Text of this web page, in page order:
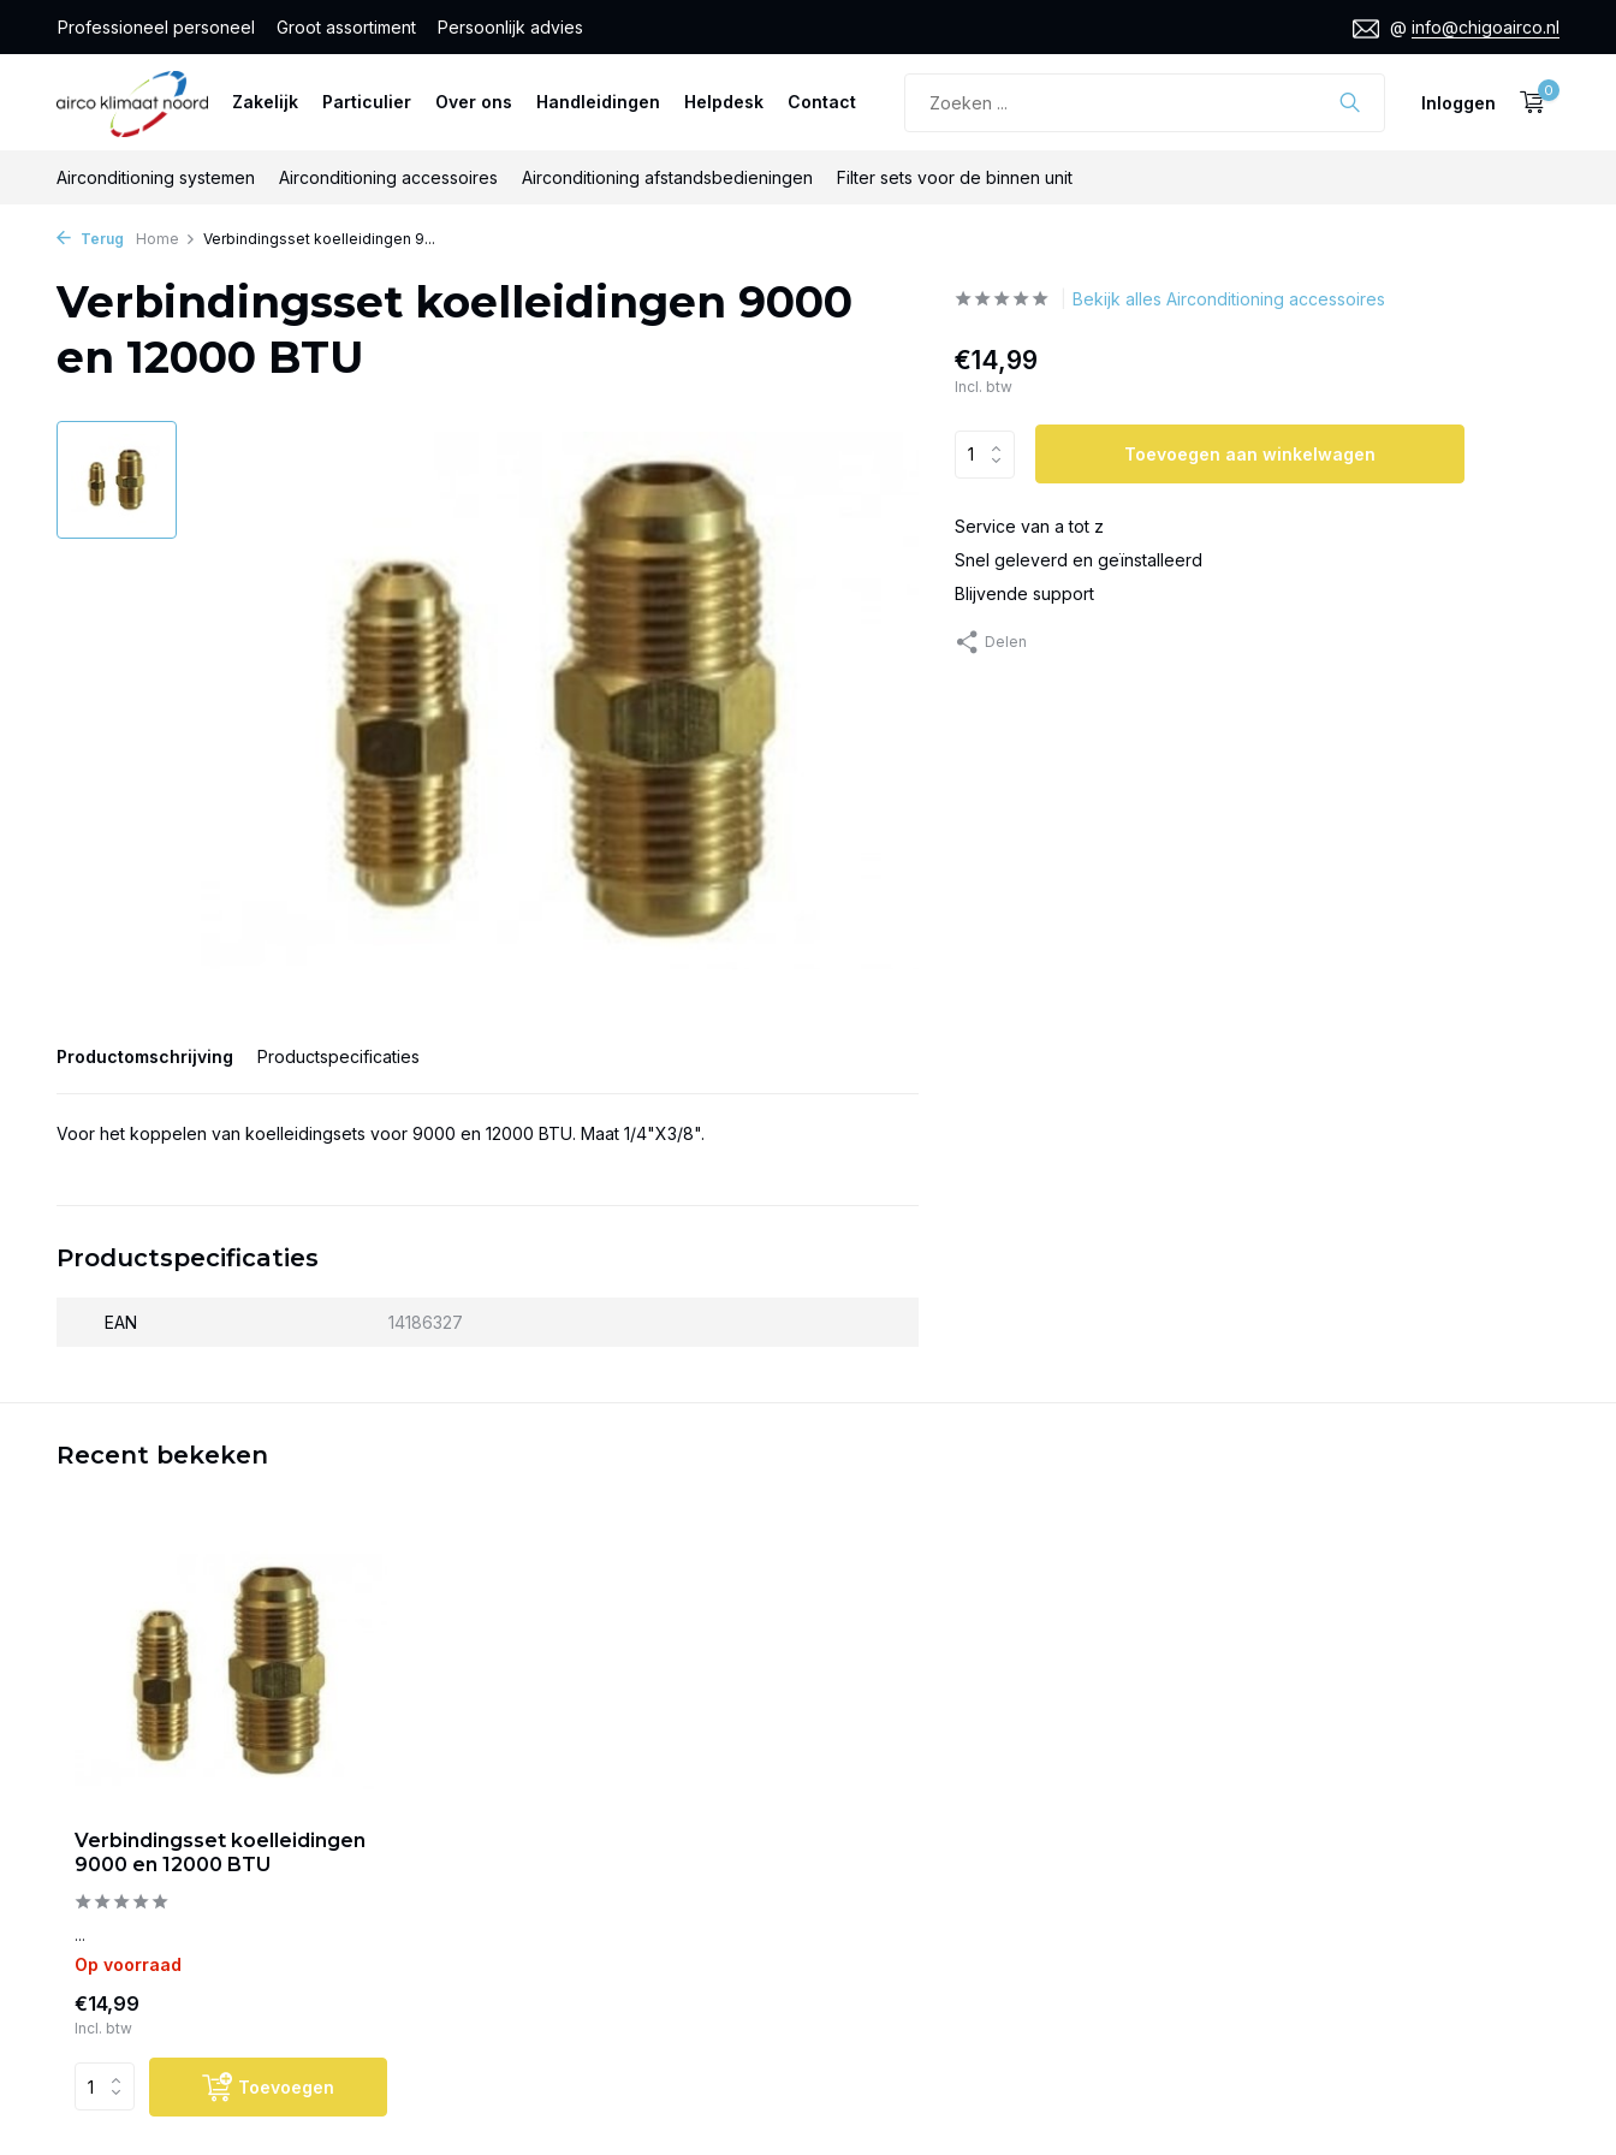
Professioneel personeel Groot assortiment Persoonlijk advies @ info@chigoairco.nl
Zakelijk Particulier Over ons Handleidingen Helpdesk Contact Inloggen
0
Airconditioning systemen Airconditioning accessoires Airconditioning afstandsbedieningen Filter sets voor de binnen unit
Terug Home Verbindingsset koelleidingen 9...
Verbindingsset koelleidingen 9000
en 12000 BTU
Productomschrijving Productspecificaties
Voor het koppelen van koelleidingsets voor 9000 en 12000 BTU. Maat 1/4"X3/8".
Productspecificaties
EAN 14186327
Bekijk alles Airconditioning accessoires
€14,99
Incl. btw
Toevoegen aan winkelwagen
Service van a tot z
Snel geleverd en geïnstalleerd
Blijvende support
Delen
Recent bekeken
Verbindingsset koelleidingen
9000 en 12000 BTU
...
Op voorraad
€14,99
Incl. btw
Toevoegen